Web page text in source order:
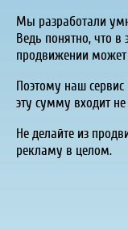
Мы разработали
Ведь понятно, что
продвижении
Поэтому наш сервис
эту сумму входит
Не делайте из
рекламу в целом.